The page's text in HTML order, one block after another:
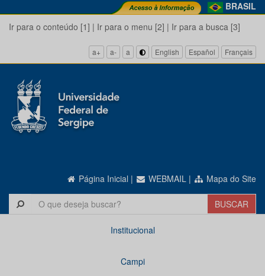
BRASIL
Ir para o conteúdo [1] | Ir para o menu [2] | Ir para a busca [3]
a+ a- a English Español Français
Página Inicial | WEBMAIL | Mapa do Site
Institucional
Campi